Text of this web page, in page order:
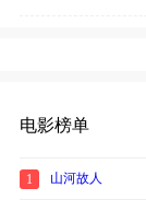
电影榜单
1 山河故人